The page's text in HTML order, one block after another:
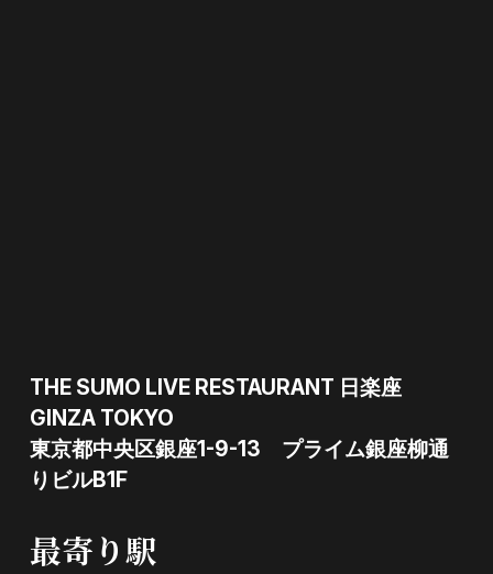
THE SUMO LIVE RESTAURANT 日楽座
GINZA TOKYO
東京都中央区銀座1-9-13 プライム銀座柳通
りビルB1F
最寄り駅